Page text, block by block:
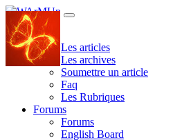
Site
Les articles
Les archives
Soumettre un article
Faq
Les Rubriques
Forums
Forums
English Board